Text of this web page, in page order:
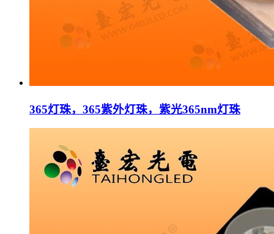
365灯珠，365紫外灯珠，紫光365nm灯珠